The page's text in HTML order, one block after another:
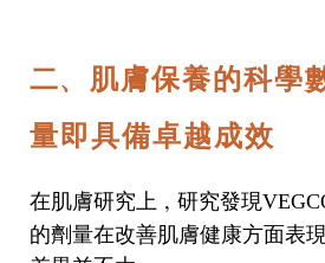
二、肌膚保養的科學
量即具備卓越成效
在肌膚研究上，研究發現
的劑量在改善肌膚健康方面表